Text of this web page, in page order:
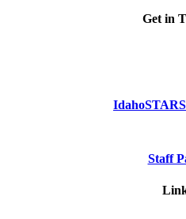
Get in
Staff